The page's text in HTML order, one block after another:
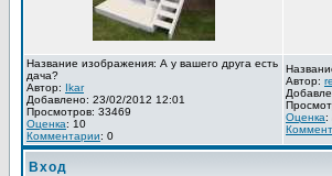
Название изображения: А у вашего друга есть
дача?
Автор: Ikar
Добавлено: 23/02/2012 12:01
Просмотров: 33469
Оценка: 10
Комментарии: 0
Автор:
Оценка:
Вход